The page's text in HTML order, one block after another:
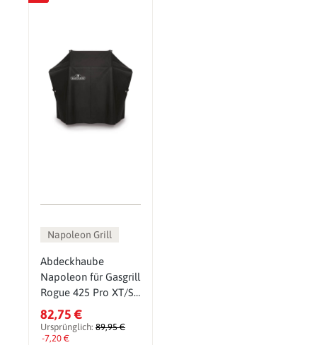
Napoleon Grill
Abdeckhaube
Napoleon für Gasgrill
Rogue 425 Pro XT/SE
mit hochgeklappten
Seitenablagen
82,75 €
Ursprünglich: 89,95 €
-7,20 €